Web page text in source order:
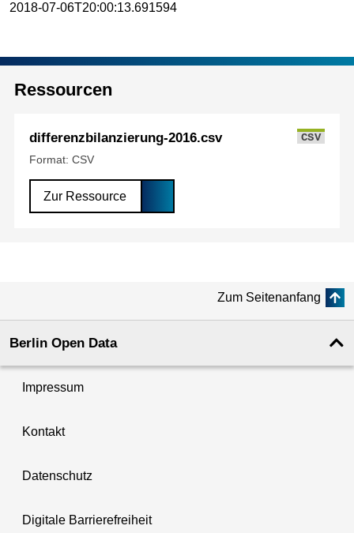
2018-07-06T20:00:13.691594
Ressourcen
differenzbilanzierung-2016.csv
CSV
Format: CSV
Zur Ressource
Zum Seitenanfang
Berlin Open Data
Impressum
Kontakt
Datenschutz
Digitale Barrierefreiheit